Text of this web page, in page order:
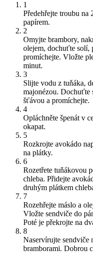
1
Předehřejte troubu na
papírem.
2
Omyjte brambory,
olejem, dochuťte solí,
promíchejte. Vložte
minut.
3
Slijte vodu z tuňáka,
majonézou. Dochuťte
šťávou a promíchejte.
4
Opláchněte špenát v
okapat.
5
Rozkrojte avokádo
na plátky.
6
Rozetřete tuňákovou
chleba. Přidejte
druhým plátkem
7
Rozehřejte máslo a
Vložte sendviče do
Poté je překrojte na
8
Naservírujte sendviče
bramborami. Dobrou